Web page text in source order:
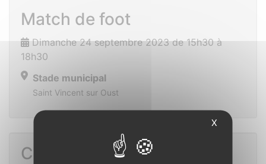
Match de foot
Dimanche 24 septembre 2023 de 15h30 à
18h30
Stade municipal
Saint Vincent sur Oust
Conférence sur le sommeil
X